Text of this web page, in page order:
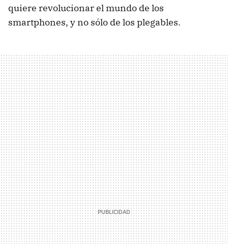
quiere revolucionar el mundo de los
smartphones, y no sólo de los plegables.